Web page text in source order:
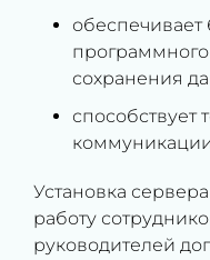
обеспечивает
сохранения
способствует
Установка
работу
руководителей